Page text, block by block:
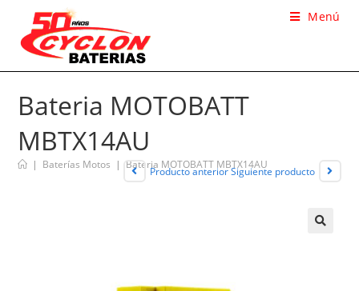
Menú
Bateria MOTOBATT
MBTX14AU
| Baterías Motos | Bateria MOTOBATT MBTX14AU
Producto anteriorSiguiente producto